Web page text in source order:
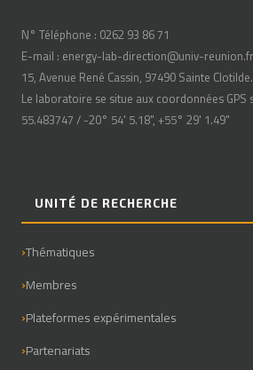
N° Téléphone : 0262 93 86 71
E-mail : energy-lab-direction@univ-reunion.fr
15, Avenue René Cassin, 97490 Sainte Clotilde.
Le laboratoire se situe aux coordonnées GPS
55.483747 / -20° 54' 5.18", +55° 29' 1.49"
UNITÉ DE RECHERCHE
Thématiques
Membres
Plateformes expérimentales
Partenariats